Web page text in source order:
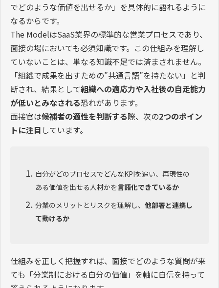
でどのような価値を出せるか」を具体的に語れるように
なるからです。
The ModelはSaaS業界の標準的な営業プロセスであり、
面接の場においても必須知識です。この仕組みを理解し
ていないことは、単なる知識不足では済まされません。
「組織で成果を出すための”共通言語”を持たない」と判
断され、結果として組織への適応力や入社後の自走能力
が低いとみなされる恐れがあります。
面接官は候補者の適性を判断する際、次の2つのポイン
トに注目 しています。
自分がどのプロセスでどんなKPIを追い、再現性の
ある価値を出せる人材かを言語化できているか
分業のメリットとリスクを理解し、 他部署と連携し
て動けるか
仕組みを正しく把握すれば、面接でどのような質問が来
ても「分業制における自分の価値」を軸に自信を持って